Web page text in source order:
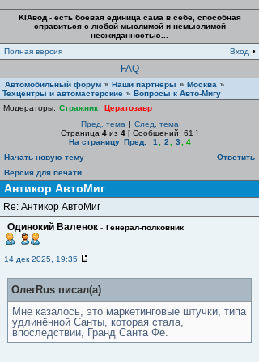
KIAвод - есть боевая единица сама в себе, способная
справиться с любой мыслимой и немыслимой
неожиданностью...
Полная версия
Вход •
FAQ
Автомобильный форум » Наши партнеры » Москва »
Техцентры и автомастерские » Вопросы к Авто-Мигу
Модераторы: Стражник
Цератозавр
Пред. тема | След. тема
Страница 4 из 4 [ Сообщений: 61 ]
На страницу Пред. 1 2 3
4
Начать новую тему
Ответить
Версия для печати
Антикор АвтоМиг
Re: Антикор АвтоМиг
Одинокий Валенок - Генерал-полковник
14 дек 2025, 19:35
ОлегRus писал(а)
Мне казалось, это маркетинговые штучки, типа
удлинённой Санты, которая стала,
впоследствии, Гранд Санта Фе.